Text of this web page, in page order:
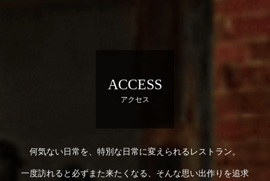
ACCESS
アクセス
何気ない日常を、特別な日常に変えられるレストラン。
一度訪れると必ずまた来たくなる、そんな思い出作りを追求